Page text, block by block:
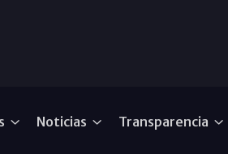
Noticias Transparencia